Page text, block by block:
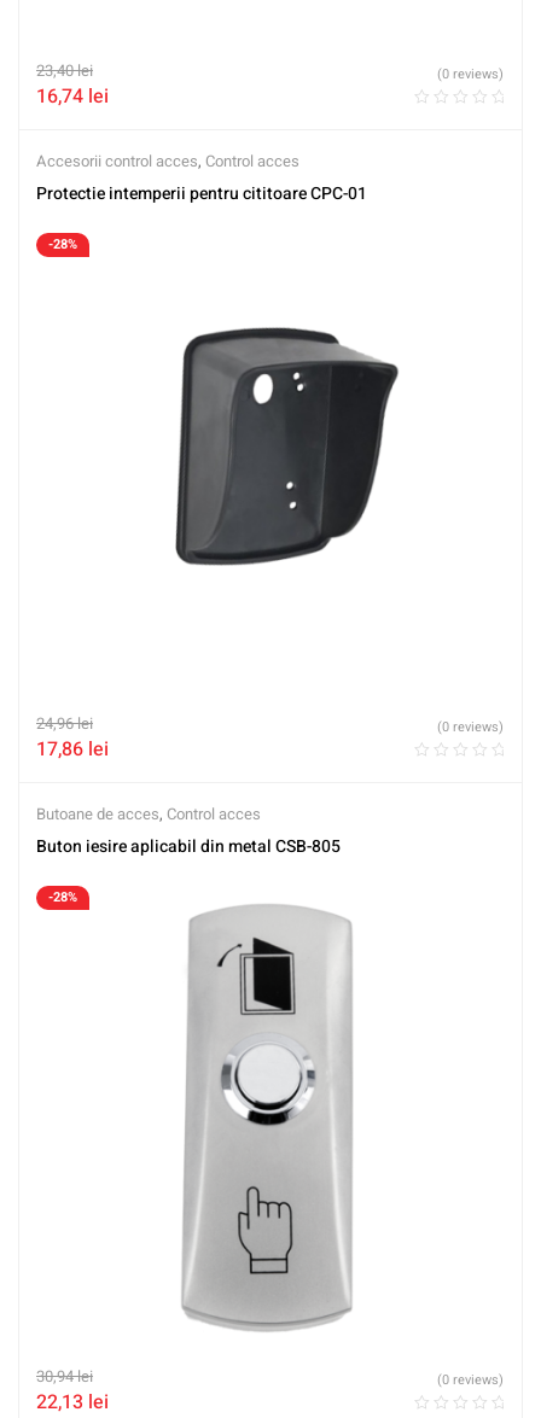
23,40lei
16,74 lei
(0 reviews)
Accesorii control acces, Control acces
Protectie intemperii pentru cititoare CPC-01
-28%
24,96lei
17,86 lei
(0 reviews)
Butoane de acces, Control acces
Buton iesire aplicabil din metal CSB-805
-28%
30,94lei
22,13 lei
(0 reviews)